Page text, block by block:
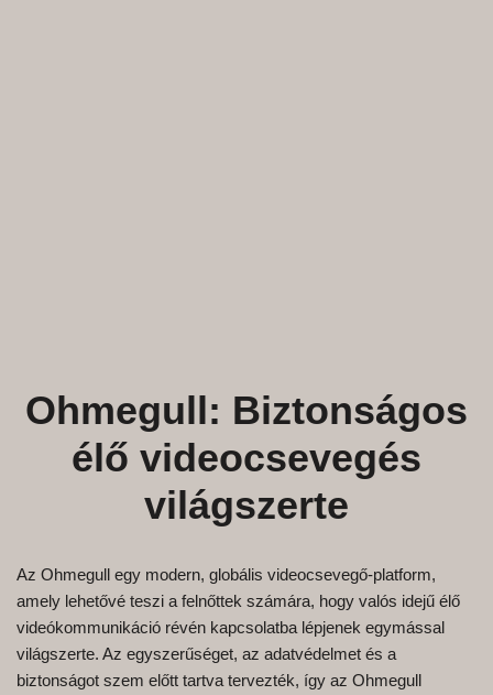
Ohmegull: Biztonságos
élő videocsevegés
világszerte
Az Ohmegull egy modern, globális videocsevegő-platform,
amely lehetővé teszi a felnőttek számára, hogy valós idejű élő
videókommunikáció révén kapcsolatba lépjenek egymással
világszerte. Az egyszerűséget, az adatvédelmet és a
biztonságot szem előtt tartva tervezték, így az Ohmegull